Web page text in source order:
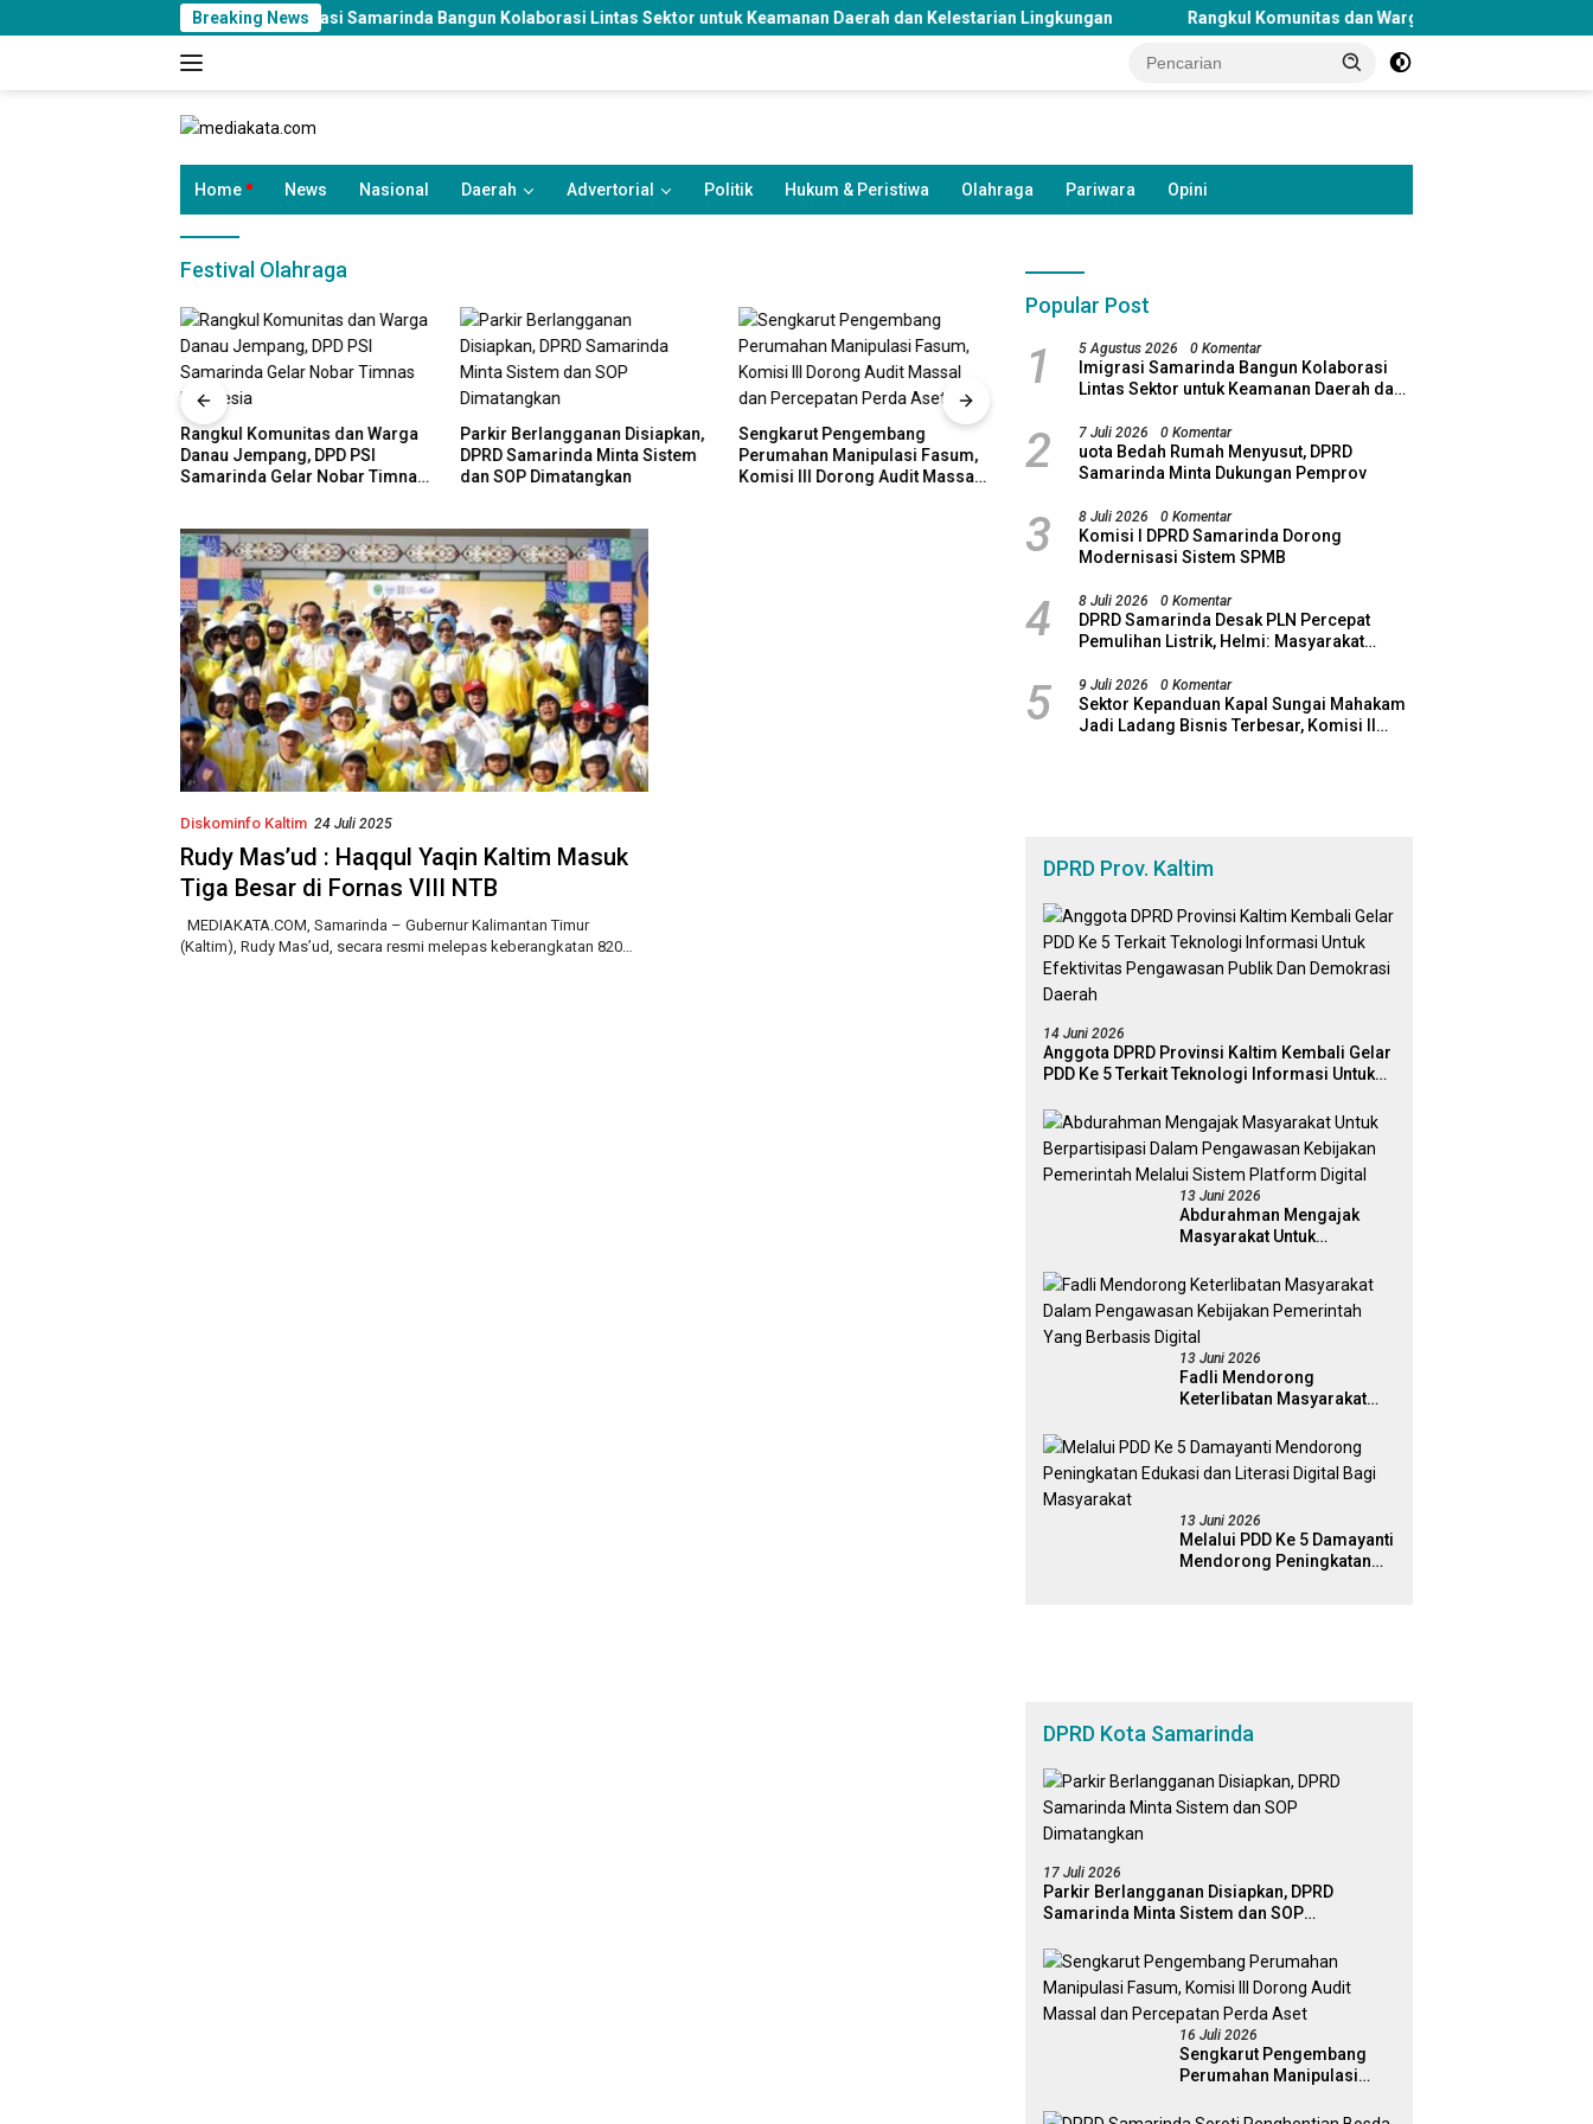
ke
Breaking News
Imigrasi Samarinda Bangun Kolaborasi Lintas Sektor untuk Keamanan Daerah dan Kelestarian Lingkungan Rangkul Komunitas dan Warga Danau Jempang, DPD PSI Samarinda
Home News Nasional Daerah Advertorial Politik Hukum & Peristiwa Olahraga Pariwara Opini
Festival Olahraga
Rangkul Komunitas dan Warga
Danau Jempang, DPD PSI
Samarinda Gelar Nobar Timnas
Parkir Berlangganan Disiapkan,
DPRD Samarinda Minta Sistem
dan SOP Dimatangkan
Sengkarut Pengembang
Perumahan Manipulasi Fasum,
Komisi III Dorong Audit Massal
DPRD Samarinda Soroti
Penghentian Bosda TK Negeri,
Minta Pemkot Tinjau Kembali
Sejumlah Ruas Protokol
Diskominfo Kaltim 24 Juli 2025
Rudy Mas’ud : Haqqul Yaqin Kaltim Masuk
Tiga Besar di Fornas VIII NTB
MEDIAKATA.COM, Samarinda – Gubernur Kalimantan Timur
(Kaltim), Rudy Mas’ud, secara resmi melepas keberangkatan 820…
Popular Post
1 5 Agustus 2026 0 Komentar
Imigrasi Samarinda Bangun Kolaborasi
Lintas Sektor untuk Keamanan Daerah dan
2 7 Juli 2026 0 Komentar
uota Bedah Rumah Menyusut, DPRD
Samarinda Minta Dukungan Pemprov
3 8 Juli 2026 0 Komentar
Komisi I DPRD Samarinda Dorong
Modernisasi Sistem SPMB
4 8 Juli 2026 0 Komentar
DPRD Samarinda Desak PLN Percepat
Pemulihan Listrik, Helmi: Masyarakat
5 9 Juli 2026 0 Komentar
Sektor Kepanduan Kapal Sungai Mahakam
Jadi Ladang Bisnis Terbesar, Komisi II
DPRD Prov. Kaltim
14 Juni 2026
Anggota DPRD Provinsi Kaltim Kembali Gelar
PDD Ke 5 Terkait Teknologi Informasi Untuk
Demokrasi Daerah
13 Juni 2026
Abdurahman Mengajak
Masyarakat Untuk
Pengawasan Kebijakan
Pemerintah Melalui Sistem
Platform Digital
13 Juni 2026
Fadli Mendorong
Keterlibatan Masyarakat
Kebijakan Pemerintah Yang
Berbasis Digital
13 Juni 2026
Melalui PDD Ke 5 Damayanti
Mendorong Peningkatan
DPRD Kota Samarinda
17 Juli 2026
Parkir Berlangganan Disiapkan, DPRD
Samarinda Minta Sistem dan SOP
16 Juli 2026
Sengkarut Pengembang
Perumahan Manipulasi
Audit Massal dan